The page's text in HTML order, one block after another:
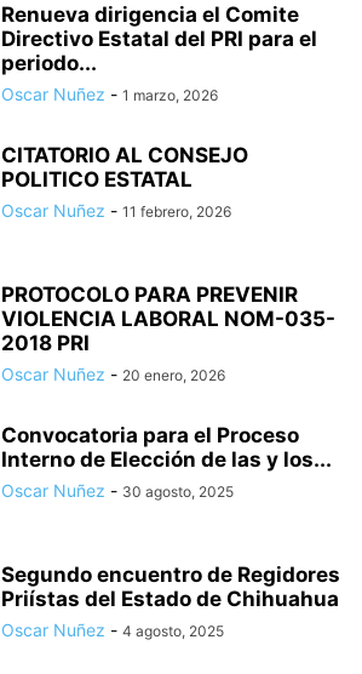
Renueva dirigencia el Comite
Directivo Estatal del PRI para el
periodo...
Oscar Nuñez - 1 marzo, 2026
CITATORIO AL CONSEJO
POLITICO ESTATAL
Oscar Nuñez - 11 febrero, 2026
PROTOCOLO PARA PREVENIR
VIOLENCIA LABORAL NOM-035-
2018 PRI
Oscar Nuñez - 20 enero, 2026
Convocatoria para el Proceso
Interno de Elección de las y los...
Oscar Nuñez - 30 agosto, 2025
Segundo encuentro de Regidores
Priístas del Estado de Chihuahua
Oscar Nuñez - 4 agosto, 2025